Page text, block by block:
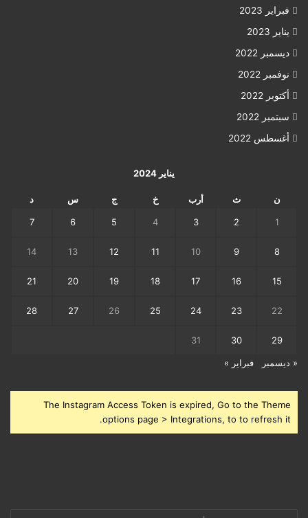
فبراير 2023
يناير 2023
ديسمبر 2022
نوفمبر 2022
أكتوبر 2022
سبتمبر 2022
أغسطس 2022
يناير 2024
ن ث أرب خ ج س د
1
2
3
4
5
6
7
8
9
10
11
12
13
14
15
16
17
18
19
20
21
22
23
24
25
26
27
28
29
30
31
« ديسمبر فبراير »
The Instagram Access Token is expired, Go to the Theme
options page > Integrations, to to refresh it.